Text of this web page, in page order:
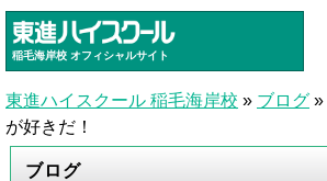
稲毛海岸校 オフィシャルサイト
東進ハイスクール 稲毛海岸校 » ブログ »
が好きだ！
ブログ